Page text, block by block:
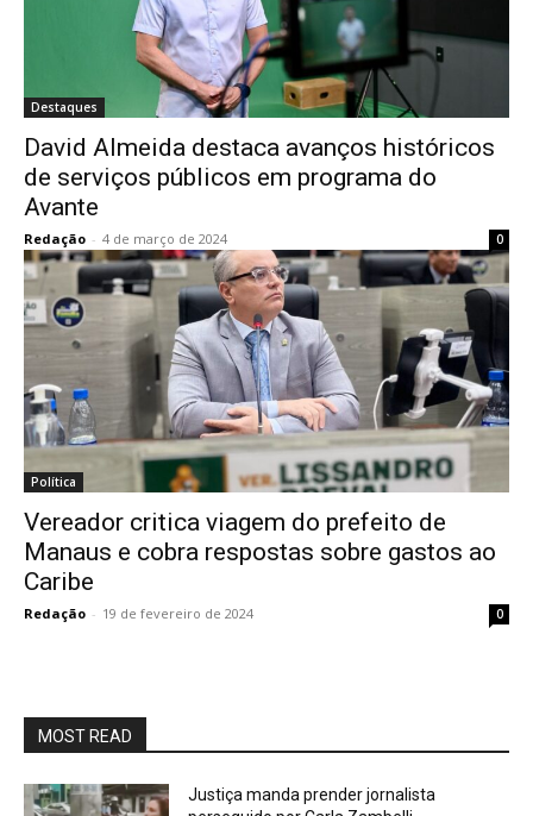
Destaques
David Almeida destaca avanços históricos
de serviços públicos em programa do
Avante
Redação - 4 de março de 2024 0
Política
Vereador critica viagem do prefeito de
Manaus e cobra respostas sobre gastos ao
Caribe
Redação - 19 de fevereiro de 2024 0
MOST READ
Justiça manda prender jornalista